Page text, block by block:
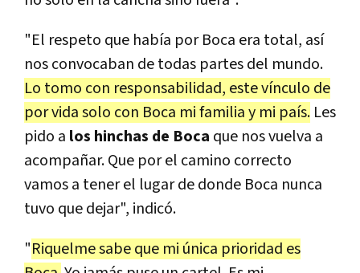
"El respeto que había por Boca era total, así
nos convocaban de todas partes del mundo.
Lo tomo con responsabilidad, este vínculo de
por vida solo con Boca mi familia y mi país. Les
pido a los hinchas de Boca que nos vuelva a
acompañar. Que por el camino correcto
vamos a tener el lugar de donde Boca nunca
tuvo que dejar", indicó.
"Riquelme sabe que mi única prioridad es